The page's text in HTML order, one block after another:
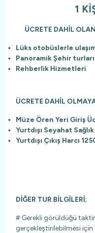
1
ÜCRETE DAHİL
Lüks otobüslerle
Panoramik Şehir turları
Rehberlik Hizmetleri
ÜCRETE DAHİL
Müze Ören Yeri Giriş
Yurtdışı Seyahat
Yurtdışı Çıkış Harcı
DİĞER TUR BİLGİLERİ;
# Gerekli görüldüğü
gerçekleştirilebilmesi için